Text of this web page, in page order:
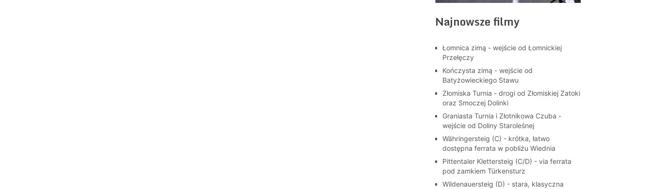
Najnowsze filmy
Łomnica zimą - wejście od Łomnickiej
Przełęczy
Kończysta zimą - wejście od
Batyżowieckiego Stawu
Złomiska Turnia - drogi od Złomiskiej Zatoki
oraz Smoczej Dolinki
Graniasta Turnia i Złotnikowa Czuba -
wejście od Doliny Staroleśnej
Währingersteig (C) - krótka, łatwo
dostępna ferrata w pobliżu Wiednia
Pittentaler Klettersteig (C/D) - via ferrata
pod zamkiem Türkensturz
Wildenauersteig (D) - stara, klasyczna